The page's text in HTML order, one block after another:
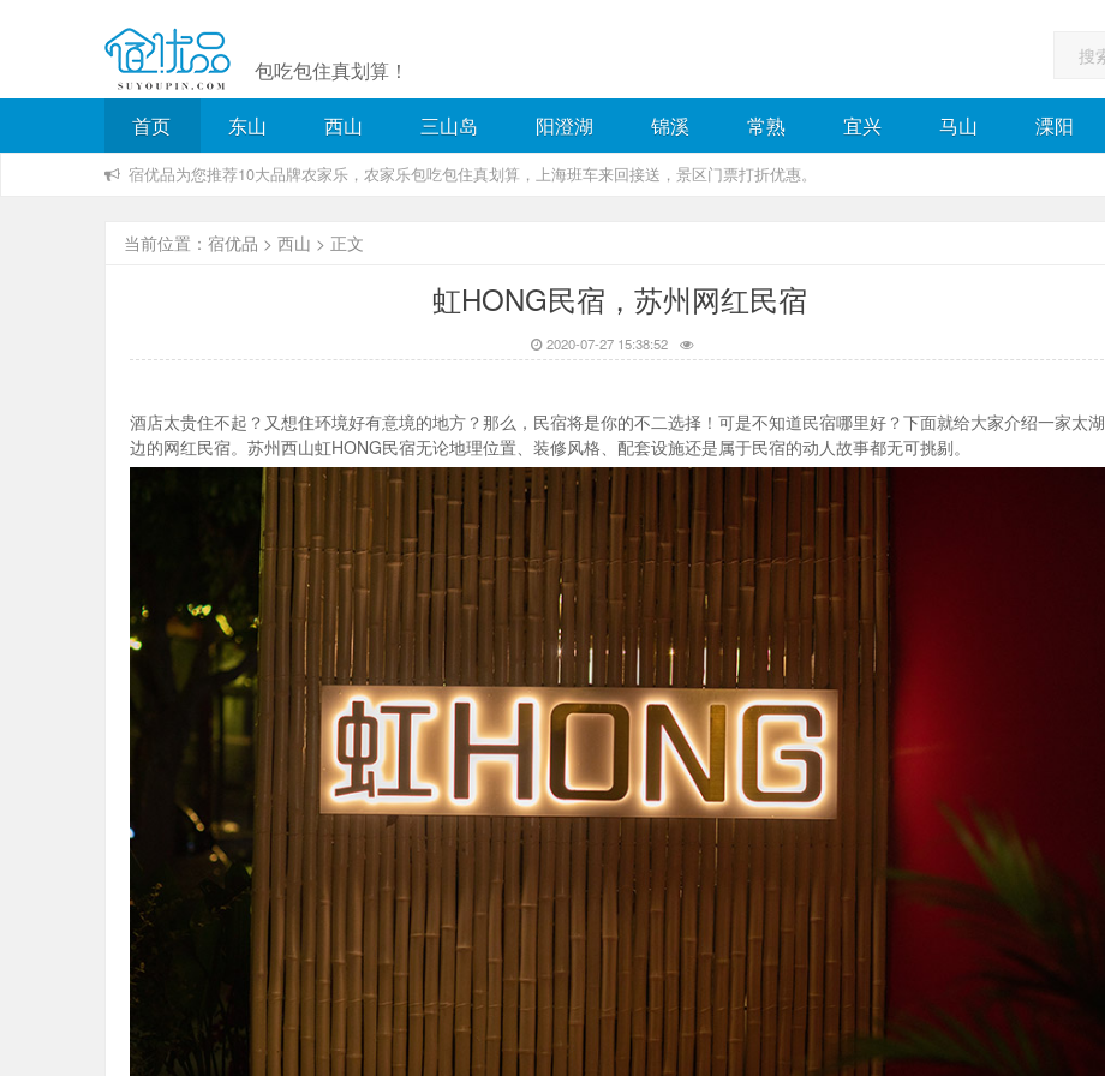
包吃包住真划算！
首页
东山 西山 三山岛 阳澄湖 锦溪 常熟 宜兴 马山 溧阳
宿优品为您推荐10大品牌农家乐，农家乐包吃包住真划算，上海班车来回接送，景区门票打折优惠。
当前位置： 宿优品 > 西山 > 正文
虹HONG民宿，苏州网红民宿
2020-07-27 15:38:52
酒店太贵住不起？又想住环境好有意境的地方？那么，民宿将是你的不二选择！可是不知道民宿哪里好？下面就给大家介绍一家太湖
边的网红民宿。苏州西山虹HONG民宿无论地理位置、装修风格、配套设施还是属于民宿的动人故事都无可挑剔。